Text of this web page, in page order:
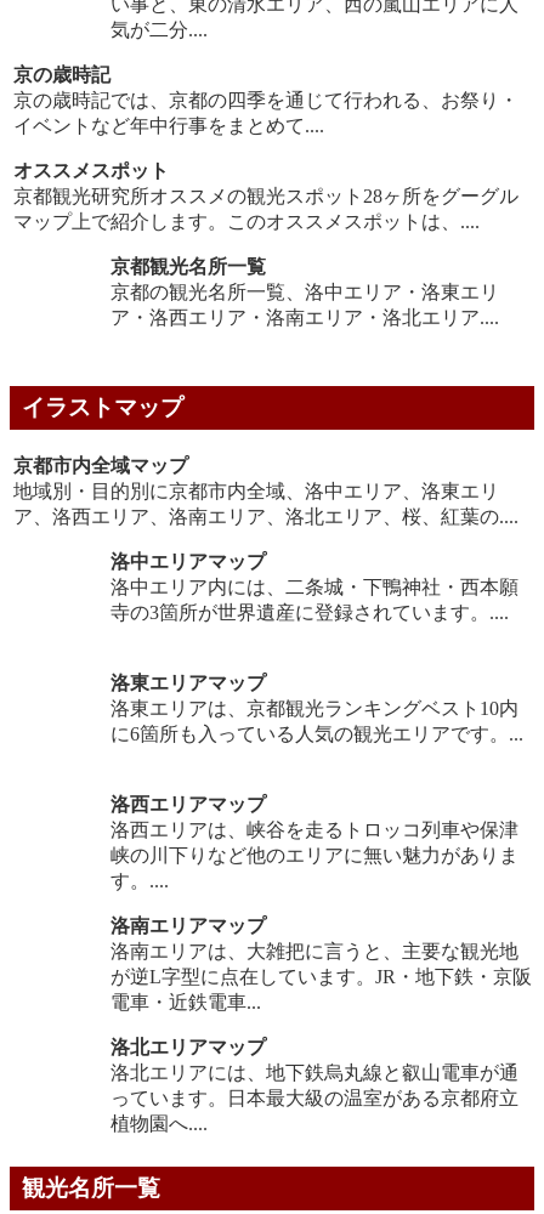
気が二分....
京の歳時記
京の歳時記では、京都の四季を通じて行われる、お祭り・
イベントなど年中行事をまとめて....
オススメスポット
京都観光研究所オススメの観光スポット28ヶ所をグーグル
マップ上で紹介します。このオススメスポットは、....
京都観光名所一覧
京都の観光名所一覧、洛中エリア・洛東エリ
ア・洛西エリア・洛南エリア・洛北エリア....
イラストマップ
京都市内全域マップ
地域別・目的別に京都市内全域、洛中エリア、洛東エリ
ア、洛西エリア、洛南エリア、洛北エリア、桜、紅葉の....
洛中エリアマップ
洛中エリア内には、二条城・下鴨神社・西本願
寺の3箇所が世界遺産に登録されています。....
洛東エリアマップ
洛東エリアは、京都観光ランキングベスト10内
に6箇所も入っている人気の観光エリアです。...
洛西エリアマップ
洛西エリアは、峡谷を走るトロッコ列車や保津
峡の川下りなど他のエリアに無い魅力がありま
す。....
洛南エリアマップ
洛南エリアは、大雑把に言うと、主要な観光地
が逆L字型に点在しています。JR・地下鉄・京阪
電車・近鉄電車...
洛北エリアマップ
洛北エリアには、地下鉄烏丸線と叡山電車が通
っています。日本最大級の温室がある京都府立
植物園へ....
観光名所一覧